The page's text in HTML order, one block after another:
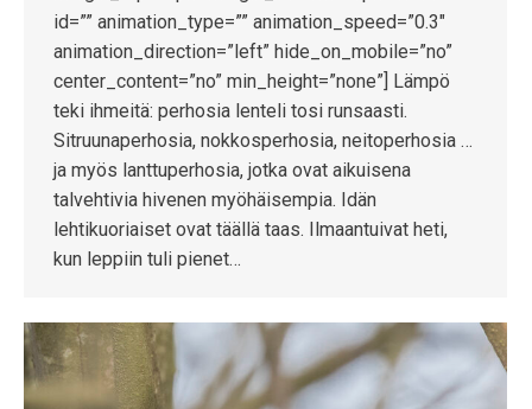
id=”” animation_type=”” animation_speed=”0.3″
animation_direction=”left” hide_on_mobile=”no”
center_content=”no” min_height=”none”] Lämpö
teki ihmeitä: perhosia lenteli tosi runsaasti.
Sitruunaperhosia, nokkosperhosia, neitoperhosia …
ja myös lanttuperhosia, jotka ovat aikuisena
talvehtivia hivenen myöhäisempia. Idän
lehtikuoriaiset ovat täällä taas. Ilmaantuivat heti,
kun leppiin tuli pienet…